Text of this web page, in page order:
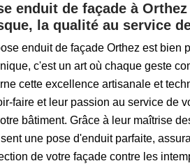
enduit de façade à
la qualité au service
enduit de façade Orthez est bien
c'est un art où chaque geste
cette excellence artisanale et
faire et leur passion au service de
bâtiment. Grâce à leur maîtrise
une pose d'enduit parfaite,
de votre façade contre les